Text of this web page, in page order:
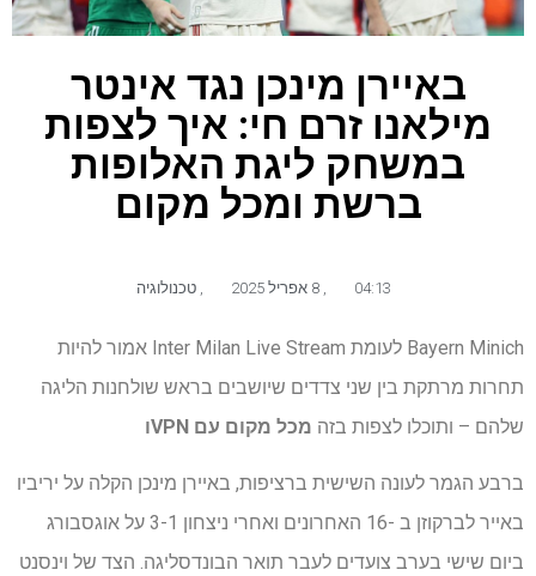
באיירן מינכן נגד אינטר
מילאנו זרם חי: איך לצפות
במשחק ליגת האלופות
ברשת ומכל מקום
04:13 8 אפריל 2025 טכנולוגיה
Bayern Minich לעומת Inter Milan Live Stream אמור להיות
תחרות מרתקת בין שני צדדים שיושבים בראש שולחנות הליגה
שלהם – ותוכלו לצפות בזה מכל מקום עם VPN ו
ברבע הגמר לעונה השישית ברציפות, באיירן מינכן הקלה על יריביו
באייר לברקוזן ב -16 האחרונים ואחרי ניצחון 3-1 על אוגסבורג
ביום שישי בערב צועדים לעבר תואר הבונדסליגה. הצד של וינסנט